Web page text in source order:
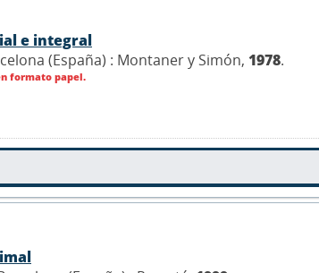
e integral
(España) : Montaner y Simón, 1978.
formato papel.